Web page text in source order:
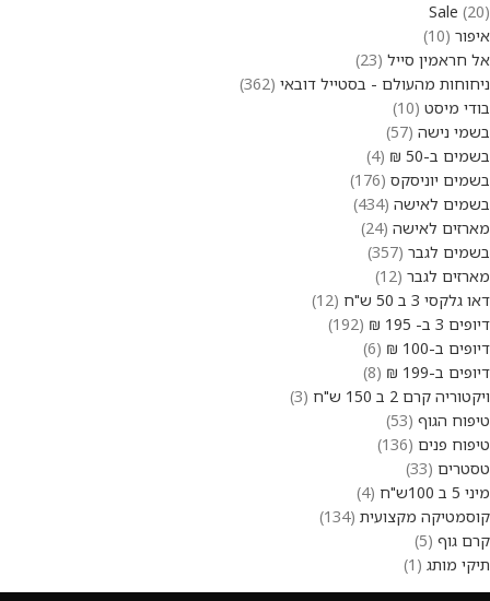
Sale 20
איפור 10
אל חראמין סייל 23
ניחוחות מהעולם - בסטייל דובאי 362
בודי מיסט 10
בשמי נישה 57
בשמים ב-50 ₪
4
בשמים יוניסקס 176
בשמים לאישה 434
מארזים לאישה 24
בשמים לגבר 357
מארזים לגבר 12
דאו גלקסי 3 ב 50 ש"ח
12
דיופים 3 ב- 195 ₪
192
דיופים ב-100 ₪
6
דיופים ב-199 ₪
8
ויקטוריה קרם 2 ב 150 ש"ח
3
טיפוח הגוף 53
טיפוח פנים 136
טסטרים 33
מיני 5 ב 100ש"ח
4
קוסמטיקה מקצועית 134
קרם גוף 5
תיקי מותג
1